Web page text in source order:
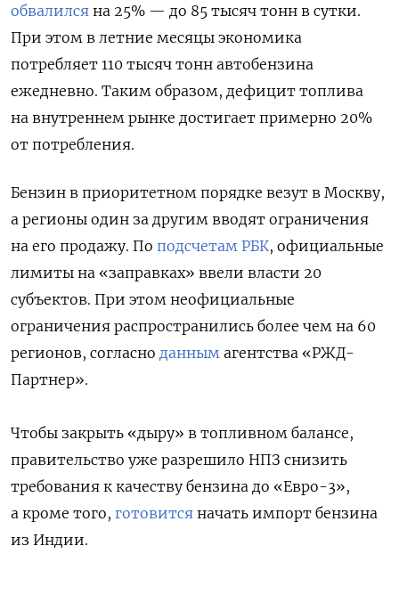
обвалился на 25% — до 85 тысяч тонн в сутки.
При этом в летние месяцы экономика
потребляет 110 тысяч тонн автобензина
ежедневно. Таким образом, дефицит топлива
на внутреннем рынке достигает примерно 20%
от потребления.
Бензин в приоритетном порядке везут в Москву,
а регионы один за другим вводят ограничения
на его продажу. По подсчетам РБК, официальные
лимиты на «заправках» ввели власти 20
субъектов. При этом неофициальные
ограничения распространились более чем на 60
регионов, согласно данным агентства «РЖД-
Партнер».
Чтобы закрыть «дыру» в топливном балансе,
правительство уже разрешило НПЗ снизить
требования к качеству бензина до «Евро-3»,
а кроме того, готовится начать импорт бензина
из Индии.